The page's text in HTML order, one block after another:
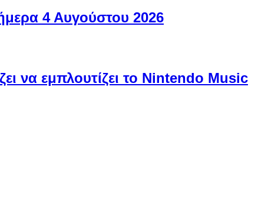
4 Αυγούστου 2026
να εμπλουτίζει το Nintendo Music